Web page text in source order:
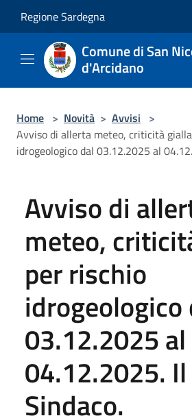
Regione Sardegna
Comune di San
d'Arcidano
Home > Novità > Avvisi >
Avviso di allerta meteo, criticità
idrogeologico dal 03.12.2025 al
Avviso di
meteo,
per rischio
idrogeologico
03.12.2025 al
04.12.2025. Il
Sindaco.